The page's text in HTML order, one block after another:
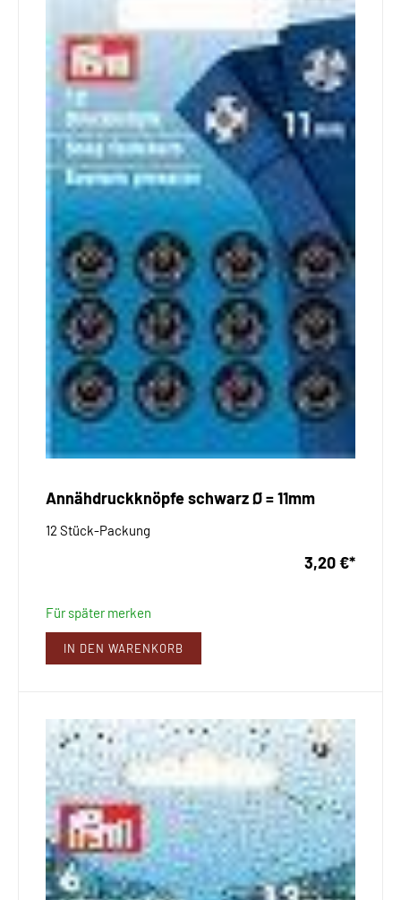
Annähdruckknöpfe schwarz Ø = 11mm
12 Stück-Packung
3,20 €*
Für später merken
IN DEN WARENKORB